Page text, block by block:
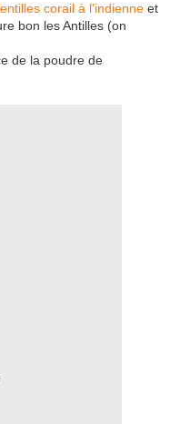
corail à l'indienne et
bon les Antilles (on
de la poudre de